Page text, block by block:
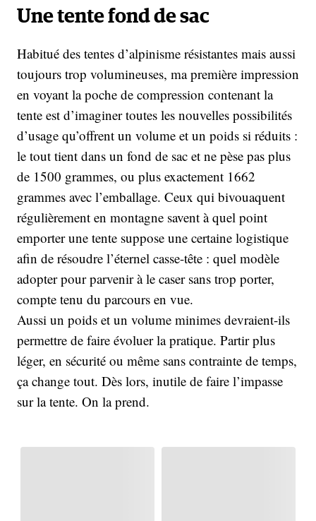
Une tente fond de sac
Habitué des tentes d’alpinisme résistantes mais aussi
toujours trop volumineuses, ma première impression
en voyant la poche de compression contenant la
tente est d’imaginer toutes les nouvelles possibilités
d’usage qu’offrent un volume et un poids si réduits :
le tout tient dans un fond de sac et ne pèse pas plus
de 1500 grammes, ou plus exactement 1662
grammes avec l’emballage. Ceux qui bivouaquent
régulièrement en montagne savent à quel point
emporter une tente suppose une certaine logistique
afin de résoudre l’éternel casse-tête : quel modèle
adopter pour parvenir à le caser sans trop porter,
compte tenu du parcours en vue.
Aussi un poids et un volume minimes devraient-ils
permettre de faire évoluer la pratique. Partir plus
léger, en sécurité ou même sans contrainte de temps,
ça change tout. Dès lors, inutile de faire l’impasse
sur la tente. On la prend.